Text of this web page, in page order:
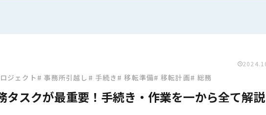
ジェクト # 事務所引越し # 手続き # 移転準備# 移転計画# 総務
タスクが最重要！手続き・作業を一から全て解説